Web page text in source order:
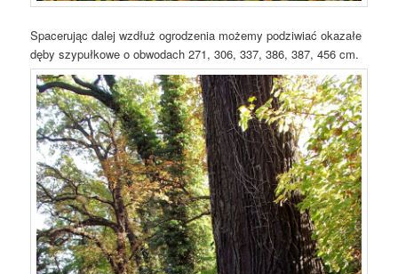
Spacerując dalej wzdłuż ogrodzenia możemy podziwiać okazałe
dęby szypułkowe o obwodach 271, 306, 337, 386, 387, 456 cm.